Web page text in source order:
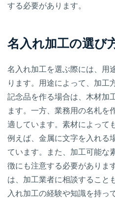
する必要があります。
名入れ加工の選び
名入れ加工を選ぶ際には、用
ります。用途によって、加工
記念品を作る場合は、木材加
ます。一方、業務用の名札を
適しています。素材によって
例えば、金属に文字を入れる
ています。また、加工可能な
徴にも注意する必要がありま
は、加工業者に相談すること
入れ加工の経験や知識を持っ